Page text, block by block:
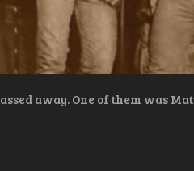
away. One of them was